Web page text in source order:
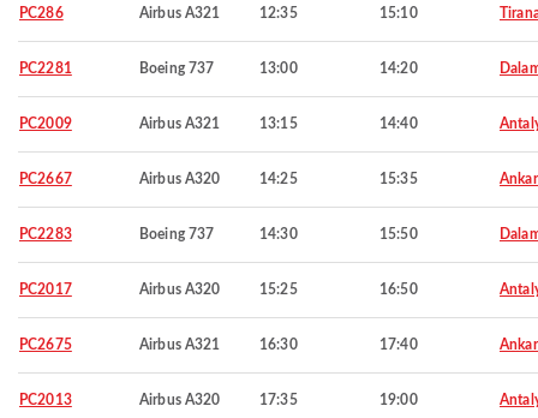
PC286 Airbus A321 12:35 15:10
PC2281 Boeing 737 13:00 14:20
PC2009 Airbus A321 13:15 14:40
PC2667 Airbus A320 14:25 15:35
PC2283 Boeing 737 14:30 15:50
PC2017 Airbus A320 15:25 16:50
PC2675 Airbus A321 16:30 17:40
PC2013 Airbus A320 17:35 19:00